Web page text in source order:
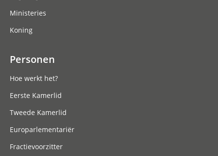
Ministeries
Koning
Personen
Hoe werkt het?
Eerste Kamerlid
Tweede Kamerlid
Europarlementariër
Fractievoorzitter